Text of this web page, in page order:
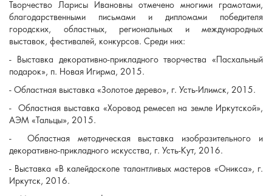
Творчество Ларисы Ивановны отмечено многими грамотами,
благодарственными письмами и дипломами победителя
городских, областных, региональных и международных
выставок, фестивалей, конкурсов. Среди них:
- Выставка декоративно-прикладного творчества «Пасхальный
подарок», п. Новая Игирма, 2015.
- Областная выставка «Золотое дерево», г. Усть-Илимск, 2015.
- Областная выставка «Хоровод ремесел на земле Иркутской»,
АЭМ «Тальцы», 2015.
- Областная методическая выставка изобразительного и
декоративно-прикладного искусства, г. Усть-Кут, 2016.
- Выставка «В калейдоскопе талантливых мастеров «Оникса», г.
Иркутск, 2016.